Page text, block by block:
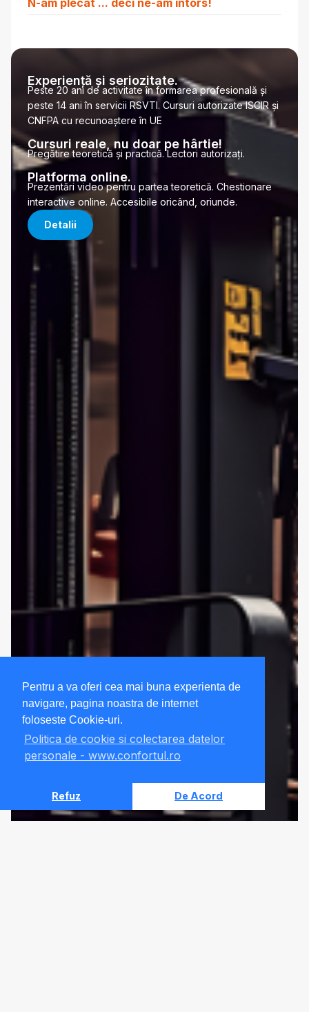
Pentru a va oferi cea mai buna experienta de
navigare, pagina noastra de internet
foloseste Cookie-uri.
Politica de cookie si colectarea datelor
personale - www.confortul.ro
Refuz De Acord
N-am plecat ... deci ne-am intors!
Experiență și seriozitate.
Peste 20 ani de activitate în formarea profesională și
peste 14 ani în servicii RSVTI. Cursuri autorizate ISCIR și
CNFPA cu recunoaștere în UE
Cursuri reale, nu doar pe hârtie!
Pregătire teoretică și practică. Lectori autorizați.
Platforma online.
Prezentări video pentru partea teoretică. Chestionare
interactive online. Accesibile oricând, oriunde.
Detalii